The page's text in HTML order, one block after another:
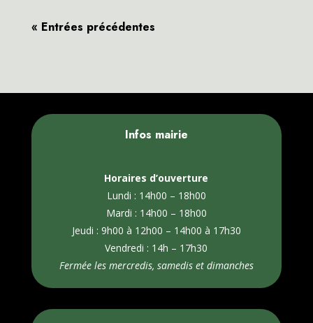
« Entrées précédentes
Infos mairie
Horaires d’ouverture
Lundi : 14h00 – 18h00
Mardi : 14h00 – 18h00
Jeudi : 9h00 à 12h00 – 14h00 à 17h30
Vendredi : 14h – 17h30
Fermée les mercredis, samedis et dimanches